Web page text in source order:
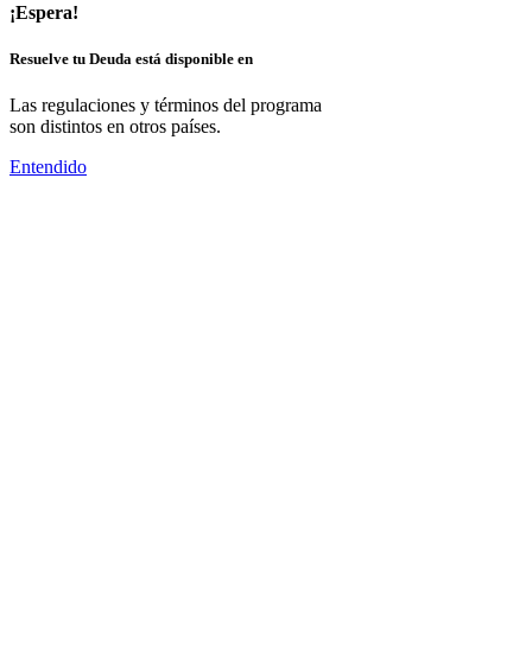
¡Espera!
Resuelve tu Deuda está disponible en
Las regulaciones y términos del programa
son distintos en otros países.
Entendido